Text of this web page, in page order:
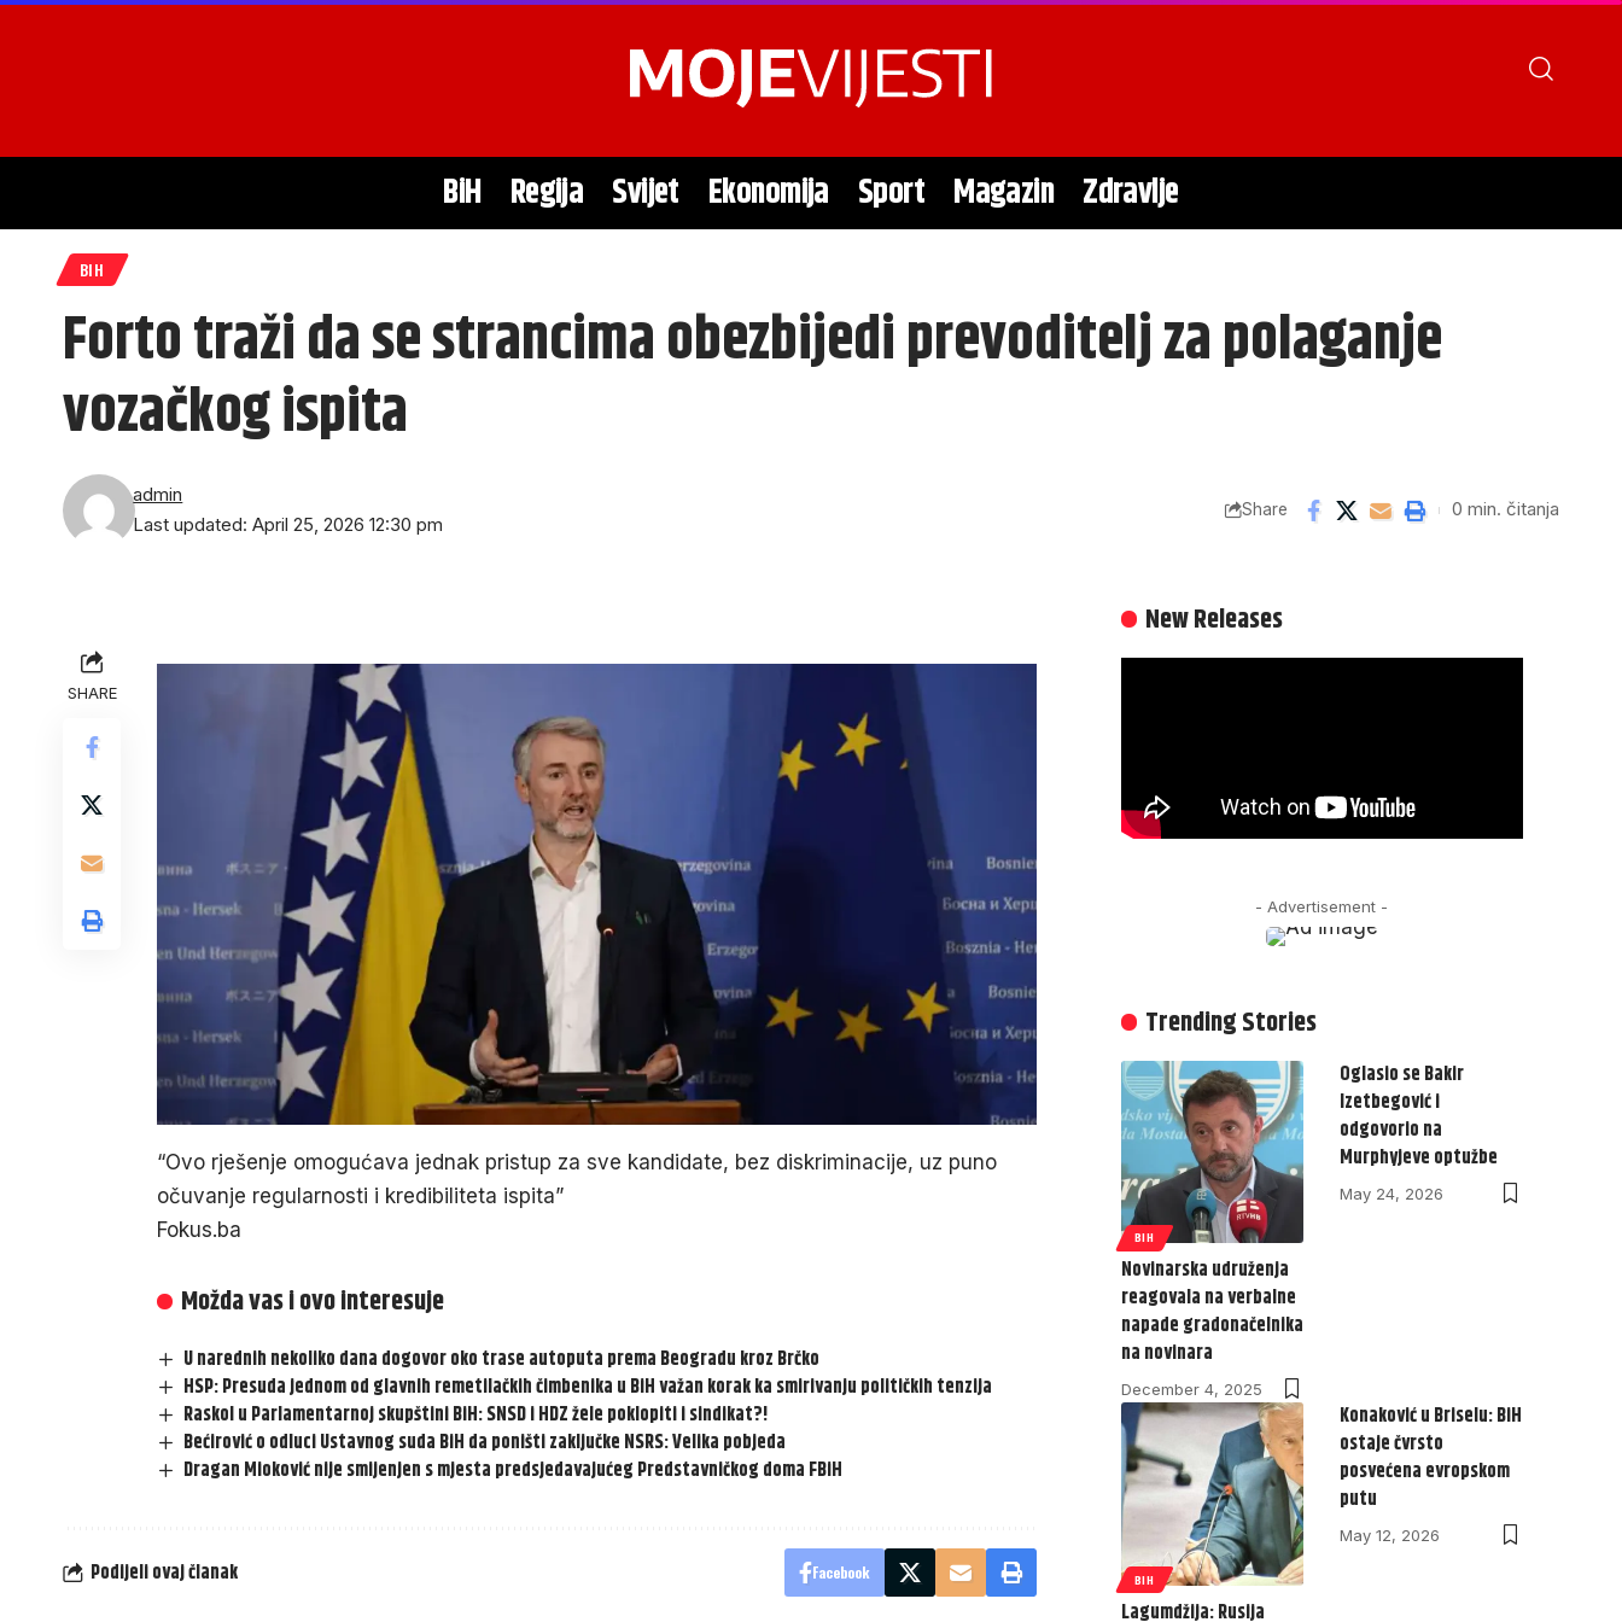
BiH Regija Svijet Ekonomija Sport Magazin Zdravlje
BIH
Forto traži da se strancima obezbijedi prevoditelj za polaganje
vozačkog ispita
Last updated: April 25, 2026 12:30 pm
admin
Share 0 min. čitanja
SHARE
“Ovo rješenje omogućava jednak pristup za sve kandidate, bez diskriminacije, uz puno
očuvanje regularnosti i kredibiliteta ispita”
Fokus.ba
Možda vas i ovo interesuje
U narednih nekoliko dana dogovor oko trase autoputa prema Beogradu kroz Brčko
HSP: Presuda jednom od glavnih remetilačkih čimbenika u BiH važan korak ka smirivanju političkih tenzija
Raskol u Parlamentarnoj skupštini BiH: SNSD i HDZ žele poklopiti i sindikat?!
Bećirović o odluci Ustavnog suda BiH da poništi zaključke NSRS: Velika pobjeda
Dragan Mioković nije smijenjen s mjesta predsjedavajućeg Predstavničkog doma FBiH
Podijeli ovaj članak Facebook
New Releases
- Advertisement -
Trending Stories
BIH
Novinarska udruženja
reagovala na verbalne
napade gradonačelnika
na novinara
December 4, 2025
Oglasio se Bakir
Izetbegović i
odgovorio na
Murphyjeve optužbe
May 24, 2026
BIH
Lagumdžija: Rusija
Konaković u Briselu: BiH
ostaje čvrsto
posvećena evropskom
putu
May 12, 2026